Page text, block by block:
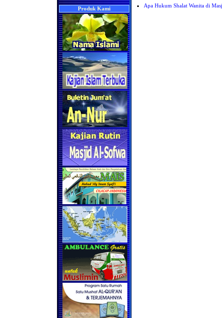
Produk Kami
Apa Hukum Shalat Wanita di